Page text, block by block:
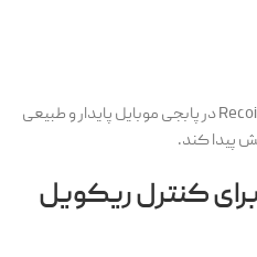
این تنظیمات باعث می‌شوند کنترل Recoil در پابجی موبایل پایدار و طبیعی
پیدا کند.
کنترل ریکویل